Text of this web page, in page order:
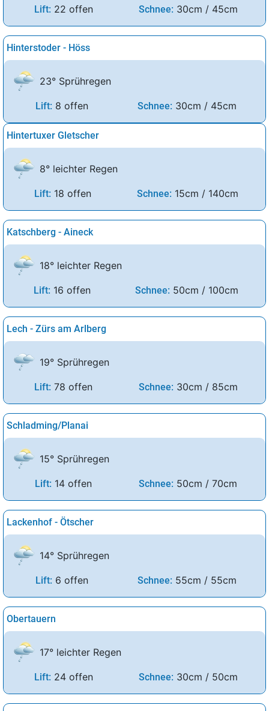
Lift: 22 offen Schnee: 30cm / 45cm
Hinterstoder - Höss
23° Sprühregen
Lift: 8 offen Schnee: 30cm / 45cm
Hintertuxer Gletscher
8° leichter Regen
Lift: 18 offen Schnee: 15cm / 140cm
Katschberg - Aineck
18° leichter Regen
Lift: 16 offen Schnee: 50cm / 100cm
Lech - Zürs am Arlberg
19° Sprühregen
Lift: 78 offen Schnee: 30cm / 85cm
Schladming/Planai
15° Sprühregen
Lift: 14 offen Schnee: 50cm / 70cm
Lackenhof - Ötscher
14° Sprühregen
Lift: 6 offen Schnee: 55cm / 55cm
Obertauern
17° leichter Regen
Lift: 24 offen Schnee: 30cm / 50cm